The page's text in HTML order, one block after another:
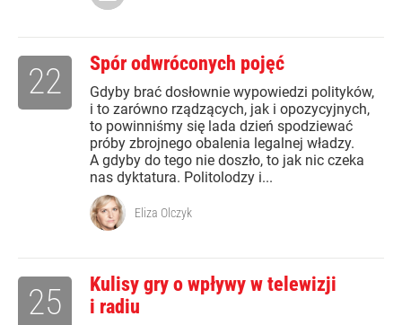
Spór odwróconych pojęć
Gdyby brać dosłownie wypowiedzi polityków,
i to zarówno rządzących, jak i opozycyjnych,
to powinniśmy się lada dzień spodziewać
próby zbrojnego obalenia legalnej władzy.
A gdyby do tego nie doszło, to jak nic czeka
nas dyktatura. Politolodzy i...
22
Eliza Olczyk
Kulisy gry o wpływy w telewizji
i radiu
25